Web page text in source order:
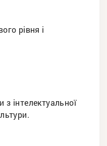
рівня і
інтелектуальної